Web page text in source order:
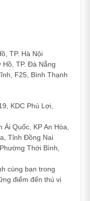
TP. Hà Nội
Hồ, TP. Đà Nẵng
F25, Bình Thạnh
KDC Phú Lợi,
Ái Quốc, KP An Hòa,
Tỉnh Đồng Nai
Thới Bình,
cùng bạn trong
điểm đến thú vị